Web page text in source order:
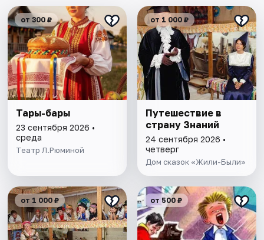
от 300 ₽
Тары-бары
23 сентября 2026 •
среда
Театр Л.Рюминой
от 1 000 ₽
Путешествие в
страну Знаний
24 сентября 2026 •
четверг
Дом сказок «Жили-Были»
от 1 000 ₽ от 500 ₽